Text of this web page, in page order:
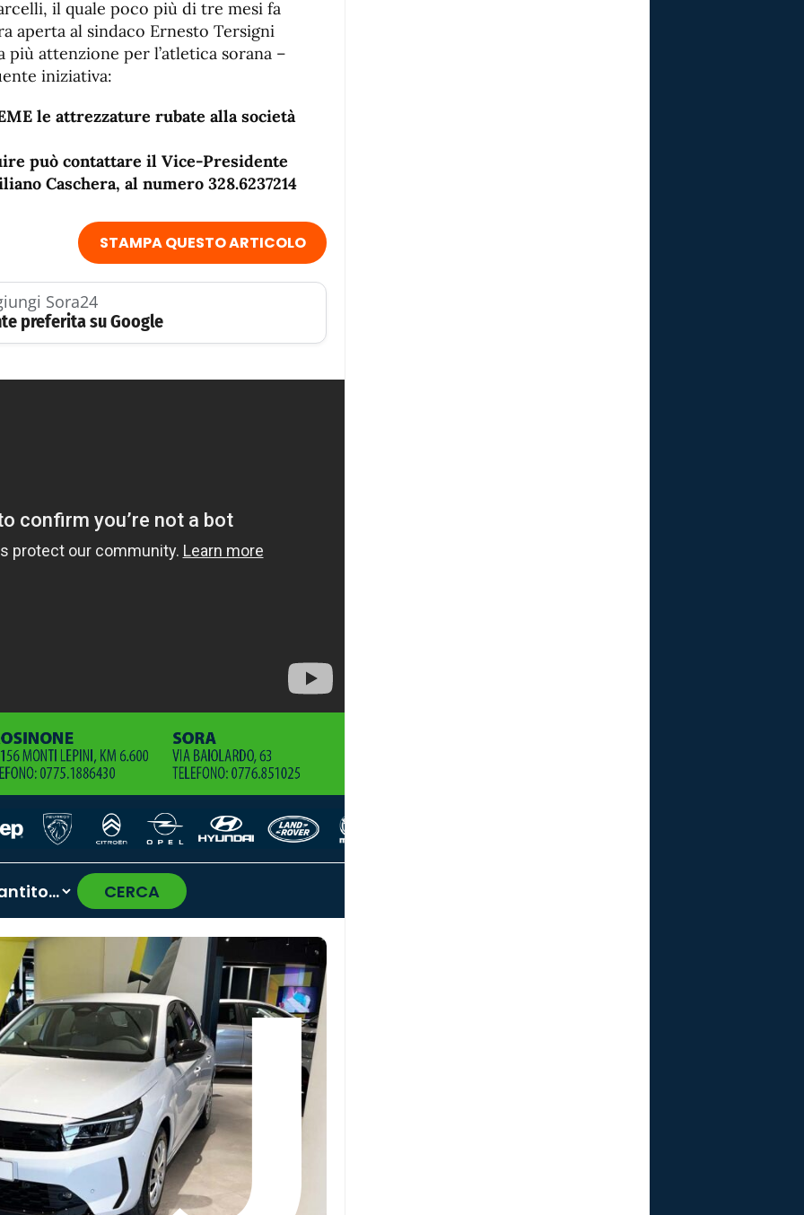
il quale poco più di tre mesi fa
aperta al sindaco Ernesto Tersigni
più attenzione per l’atletica sorana –
iniziativa:
le attrezzature rubate alla società
può contattare il Vice-Presidente
Caschera, al numero 328.6237214
STAMPA QUESTO ARTICOLO
Sora24
preferita su Google
CERCA
›